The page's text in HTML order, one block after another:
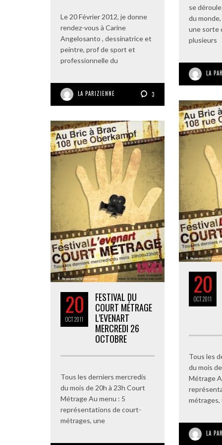
se
du
une sorte
plusieurs
LA
Le 20 Février 2012, je donne
rendez-vous à Carine
Angelosanto , dessinatrice et
peintre, prof de sport et
professionnelle du
LA PARIZIENNE 3
20
OCT2011
Tous les
du mois
Métrage
métrages,
LA
20
OCT2011
FESTIVAL DU
COURT MÉTRAGE
L’EVENART
MERCREDI 26
OCTOBRE
Tous les derniers mercredis
du mois de 20h à 23h Court
Métrage Au menu : 5
représentations de court-
métrages, une